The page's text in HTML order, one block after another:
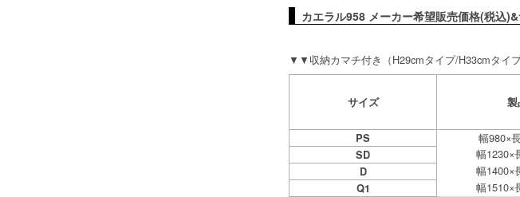
カエラル958 メーカー希望販売価格(税込
▼▼収納カマチ付き（H29cmタイプ/H33cmタイ
サイズ 製
PS
幅980×
SD 幅1230×
D 幅1400×
Q1 幅1510×